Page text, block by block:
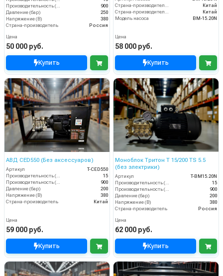
Производительность (л/ч)
900
Давление (бар)
250
Напряжение (В)
380
Страна-производитель
Россия
Цена
50 000 руб.
Купить
Страна-производитель двигателя
Китай
Страна-производитель насоса
Китай
Модель насоса
BM-15.20N
Цена
58 000 руб.
Купить
АВД CED550 (Без аксессуаров)
Артикул
T-CED550
Производительность (л/мин)
15
Производительность (л/ч)
900
Давление (бар)
200
Напряжение (В)
380
Страна-производитель
Китай
Цена
59 000 руб.
Купить
Моноблок Тритон T 15/200 TS 5.5
(без электрики)
Артикул
T-BM15.20N
Производительность (л/мин)
15
Производительность (л/ч)
900
Давление (бар)
200
Напряжение (В)
380
Страна-производитель
Россия
Цена
62 000 руб.
Купить